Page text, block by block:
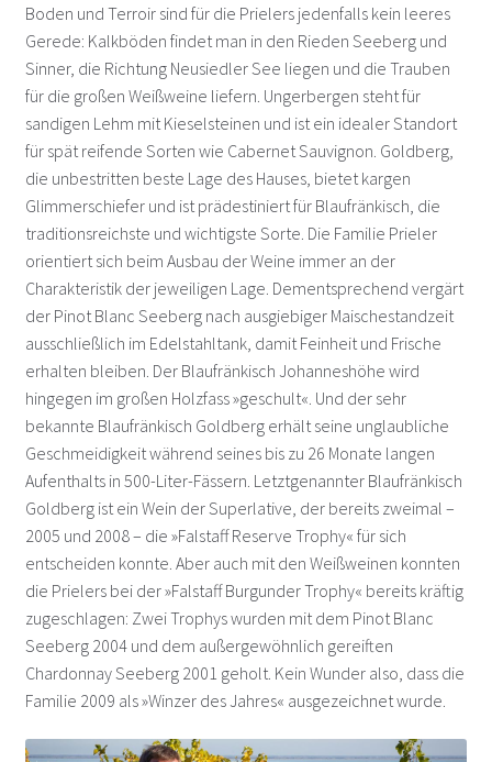
Ernst – Deutschkreutz
Ernsthofer – Wösendorf
Feiler-Artinger – Rust
Gager – Deutschkreutz
Gebetsberger – Spitz an der Donau
Gesellmann – Deutschkreutz
Giefing – Rust
Glatzer – Göttlesbrunn
Gober und Freinbichler – Horitschon
Grassl – Göttlesbrunn
Heinrich Gernot – Gols
Heinrich Silvia – Deutschkreutz
Boden und Terroir sind für die Prielers jedenfalls kein leeres
Gerede: Kalkböden findet man in den Rieden Seeberg und
Sinner, die Richtung Neusiedler See liegen und die Trauben
für die großen Weißweine liefern. Ungerbergen steht für
sandigen Lehm mit Kieselsteinen und ist ein idealer Standort
für spät reifende Sorten wie Cabernet Sauvignon. Goldberg,
die unbestritten beste Lage des Hauses, bietet kargen
Glimmerschiefer und ist prädestiniert für Blaufränkisch, die
traditionsreichste und wichtigste Sorte. Die Familie Prieler
orientiert sich beim Ausbau der Weine immer an der
Charakteristik der jeweiligen Lage. Dementsprechend vergärt
der Pinot Blanc Seeberg nach ausgiebiger Maischestandzeit
ausschließlich im Edelstahltank, damit Feinheit und Frische
erhalten bleiben. Der Blaufränkisch Johanneshöhe wird
hingegen im großen Holzfass »geschult«. Und der sehr
bekannte Blaufränkisch Goldberg erhält seine unglaubliche
Geschmeidigkeit während seines bis zu 26 Monate langen
Aufenthalts in 500-Liter-Fässern. Letztgenannter Blaufränkisch
Goldberg ist ein Wein der Superlative, der bereits zweimal –
2005 und 2008 – die »Falstaff Reserve Trophy« für sich
entscheiden konnte. Aber auch mit den Weißweinen konnten
die Prielers bei der »Falstaff Burgunder Trophy« bereits kräftig
zugeschlagen: Zwei Trophys wurden mit dem Pinot Blanc
Seeberg 2004 und dem außergewöhnlich gereiften
Chardonnay Seeberg 2001 geholt. Kein Wunder also, dass die
Familie 2009 als »Winzer des Jahres« ausgezeichnet wurde.